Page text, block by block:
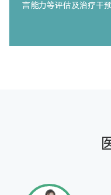
言能力等评估及治疗干预